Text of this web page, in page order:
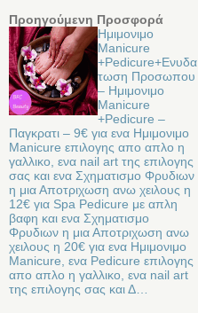
Προηγούμενη Προσφορά
Ημιμονιμο
Manicure
+Pedicure+Ενυδα
τωση Προσωπου
– Ημιμονιμο
Manicure
+Pedicure –
Παγκρατι – 9€ για ενα Ημιμονιμο
Manicure επιλογης απο απλο η
γαλλικο, ενα nail art της επιλογης
σας και ενα Σχηματισμο Φρυδιων
η μια Αποτριχωση ανω χειλους η
12€ για Spa Pedicure με απλη
βαφη και ενα Σχηματισμο
Φρυδιων η μια Αποτριχωση ανω
χειλους η 20€ για ενα Ημιμονιμο
Manicure, ενα Pedicure επιλογης
απο απλο η γαλλικο, ενα nail art
της επιλογης σας και Δ…